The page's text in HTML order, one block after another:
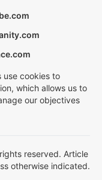
use cookies to
which allows us to
our objectives
reserved. Article
otherwise indicated.